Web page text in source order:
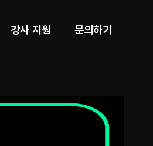
강사 지원 문의하기